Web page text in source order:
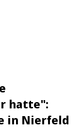
hatte":
in Nierfeld